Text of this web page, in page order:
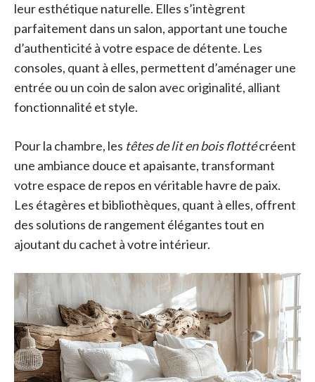
leur esthétique naturelle. Elles s’intègrent
parfaitement dans un salon, apportant une touche
d’authenticité à votre espace de détente. Les
consoles, quant à elles, permettent d’aménager une
entrée ou un coin de salon avec originalité, alliant
fonctionnalité et style.
Pour la chambre, les têtes de lit en bois flottécréent
une ambiance douce et apaisante, transformant
votre espace de repos en véritable havre de paix.
Les étagères et bibliothèques, quant à elles, offrent
des solutions de rangement élégantes tout en
ajoutant du cachet à votre intérieur.